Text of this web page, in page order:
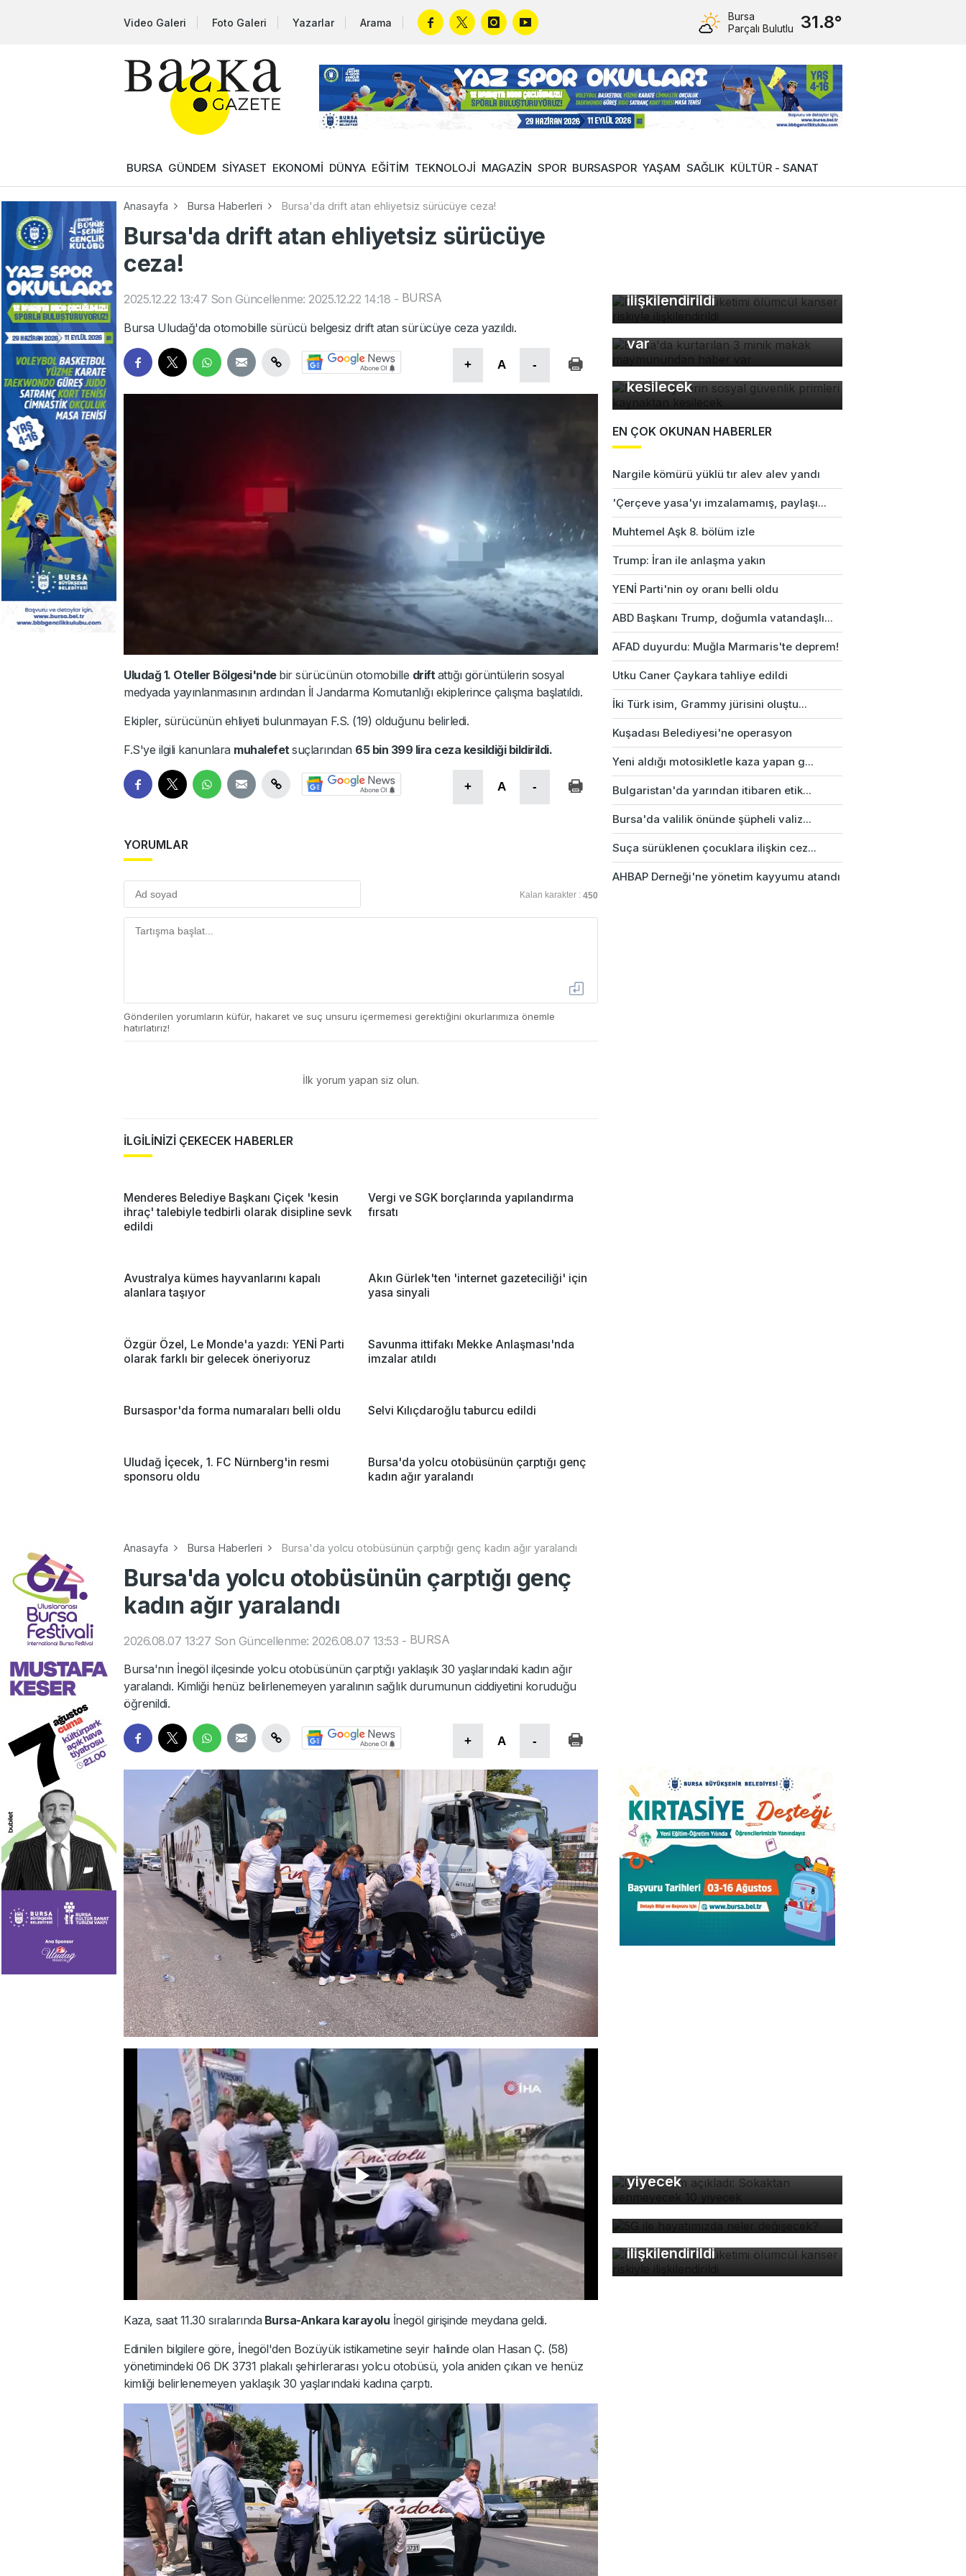
Video Galeri Foto Galeri Yazarlar Arama
Bursa
Parçalı Bulutlu
31.8°
BURSA GÜNDEM SİYASET EKONOMİ DÜNYA EĞİTİM TEKNOLOJİ MAGAZİN SPOR BURSASPOR YAŞAM SAĞLIK KÜLTÜR - SANAT
Anasayfa Bursa Haberleri Bursa'da drift atan ehliyetsiz sürücüye ceza!
Bursa'da drift atan ehliyetsiz sürücüye
ceza!
2025.12.22 13:47 Son Güncellenme: 2025.12.22 14:18 - BURSA
Bursa Uludağ'da otomobille sürücü belgesiz drift atan sürücüye ceza yazıldı.
+ A -
Uludağ 1. Oteller Bölgesi'nde bir sürücünün otomobille drift attığı görüntülerin sosyal
medyada yayınlanmasının ardından İl Jandarma Komutanlığı ekiplerince çalışma başlatıldı.
Ekipler, sürücünün ehliyeti bulunmayan F.S. (19) olduğunu belirledi.
F.S'ye ilgili kanunlara muhalefet suçlarından 65 bin 399 lira ceza kesildiği bildirildi.
+ A -
YORUMLAR
Kalan karakter : 450
Gönderilen yorumların küfür, hakaret ve suç unsuru içermemesi gerektiğini okurlarımıza önemle
hatırlatırız!
İlk yorum yapan siz olun.
İLGİLİNİZİ ÇEKECEK HABERLER
Menderes Belediye Başkanı Çiçek 'kesin
ihraç' talebiyle tedbirli olarak disipline sevk
edildi
Vergi ve SGK borçlarında yapılandırma
fırsatı
Avustralya kümes hayvanlarını kapalı
alanlara taşıyor
Akın Gürlek'ten 'internet gazeteciliği' için
yasa sinyali
Özgür Özel, Le Monde'a yazdı: YENİ Parti
olarak farklı bir gelecek öneriyoruz
Savunma ittifakı Mekke Anlaşması'nda
imzalar atıldı
Bursaspor'da forma numaraları belli oldu Selvi Kılıçdaroğlu taburcu edildi
Uludağ İçecek, 1. FC Nürnberg'in resmi
sponsoru oldu
Bursa'da yolcu otobüsünün çarptığı genç
kadın ağır yaralandı
ilişkilendirildi
Bursa'da kurtarılan 3 minik
makak maymunundan haber
var
Motokuryelerin sosyal
güvenlik primleri kaynaktan
kesilecek
EN ÇOK OKUNAN HABERLER
Nargile kömürü yüklü tır alev alev yandı
'Çerçeve yasa'yı imzalamamış, paylaşı...
Muhtemel Aşk 8. bölüm izle
Trump: İran ile anlaşma yakın
YENİ Parti'nin oy oranı belli oldu
ABD Başkanı Trump, doğumla vatandaşlı...
AFAD duyurdu: Muğla Marmaris'te deprem!
Utku Caner Çaykara tahliye edildi
İki Türk isim, Grammy jürisini oluştu...
Kuşadası Belediyesi'ne operasyon
Yeni aldığı motosikletle kaza yapan g...
Bulgaristan'da yarından itibaren etik...
Bursa'da valilik önünde şüpheli valiz...
Suça sürüklenen çocuklara ilişkin cez...
AHBAP Derneği'ne yönetim kayyumu atandı
Anasayfa Bursa Haberleri Bursa'da yolcu otobüsünün çarptığı genç kadın ağır yaralandı
Bursa'da yolcu otobüsünün çarptığı genç
kadın ağır yaralandı
2026.08.07 13:27 Son Güncellenme: 2026.08.07 13:53 - BURSA
Bursa'nın İnegöl ilçesinde yolcu otobüsünün çarptığı yaklaşık 30 yaşlarındaki kadın ağır
yaralandı. Kimliği henüz belirlenemeyen yaralının sağlık durumunun ciddiyetini koruduğu
öğrenildi.
+ A -
Kaza, saat 11.30 sıralarında Bursa-Ankara karayolu İnegöl girişinde meydana geldi.
Edinilen bilgilere göre, İnegöl'den Bozüyük istikametine seyir halinde olan Hasan Ç. (58)
yönetimindeki 06 DK 3731 plakalı şehirlerarası yolcu otobüsü, yola aniden çıkan ve henüz
kimliği belirlenemeyen yaklaşık 30 yaşlarındaki kadına çarptı.
yiyecek
5G ile hayatımızda neler
değişecek?
Fazla acı biber tüketimi
ölümcül kanser riskiyle
ilişkilendirildi